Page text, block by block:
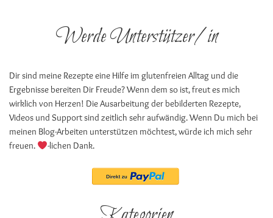
Werde Unterstützer/in
Dir sind meine Rezepte eine Hilfe im glutenfreien Alltag und die
Ergebnisse bereiten Dir Freude? Wenn dem so ist, freut es mich
wirklich von Herzen! Die Ausarbeitung der bebilderten Rezepte,
Videos und Support sind zeitlich sehr aufwändig. Wenn Du mich bei
meinen Blog-Arbeiten unterstützen möchtest, würde ich mich sehr
freuen.
-lichen Dank.